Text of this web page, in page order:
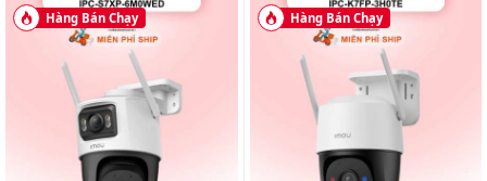
Hàng Bán Chạy Hàng Bán Chạy